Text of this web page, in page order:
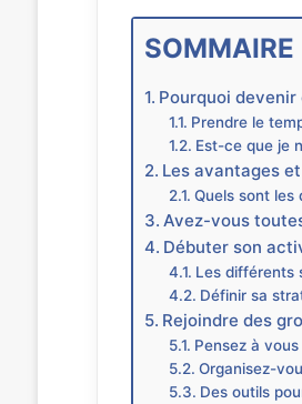
SOMMAIRE
Pourquoi
Prendre le
Est-ce que je
Les avantages
Quels sont les
Avez-vous
Débuter son
Les différents
Définir sa
Rejoindre des
Pensez à
Organisez-
Des outils